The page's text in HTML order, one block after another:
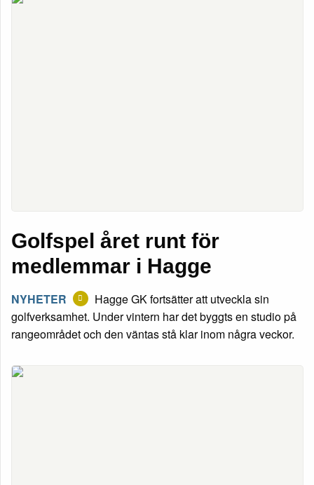
Golfspel året runt för
medlemmar i Hagge
NYHETER
Hagge GK fortsätter att utveckla sin
golfverksamhet. Under vintern har det byggts en studio på
rangeområdet och den väntas stå klar inom några veckor.